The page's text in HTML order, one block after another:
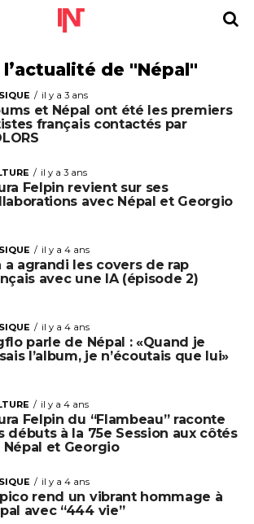
de "Népal"
il y a 3 ans
et Népal ont été les premiers
français contactés par
il y a 3 ans
Felpin revient sur ses
avec Népal et Georgio
il y a 4 ans
a agrandi les covers de rap
avec une IA (épisode 2)
il y a 4 ans
parle de Népal : «Quand je
l’album, je n’écoutais que lui»
il y a 4 ans
Felpin du “Flambeau” raconte
débuts à la 75e Session aux côtés
Népal et Georgio
il y a 4 ans
rend un vibrant hommage à
avec “444 vie”